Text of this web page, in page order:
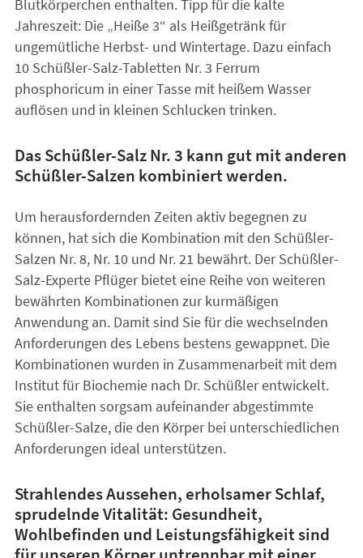
Blutkörperchen enthalten. Tipp für die kalte
Jahreszeit: Die „Heiße 3“ als Heißgetränk für
ungemütliche Herbst- und Wintertage. Dazu einfach
10 Schüßler-Salz-Tabletten Nr. 3 Ferrum
phosphoricum in einer Tasse mit heißem Wasser
auflösen und in kleinen Schlucken trinken.
Das Schüßler-Salz Nr. 3 kann gut mit anderen
Schüßler-Salzen kombiniert werden.
Um herausfordernden Zeiten aktiv begegnen zu
können, hat sich die Kombination mit den Schüßler-
Salzen Nr. 8, Nr. 10 und Nr. 21 bewährt. Der Schüßler-
Salz-Experte Pflüger bietet eine Reihe von weiteren
bewährten Kombinationen zur kurmäßigen
Anwendung an. Damit sind Sie für die wechselnden
Anforderungen des Lebens bestens gewappnet. Die
Kombinationen wurden in Zusammenarbeit mit dem
Institut für Biochemie nach Dr. Schüßler entwickelt.
Sie enthalten sorgsam aufeinander abgestimmte
Schüßler-Salze, die den Körper bei unterschiedlichen
Anforderungen ideal unterstützen.
Strahlendes Aussehen, erholsamer Schlaf,
sprudelnde Vitalität: Gesundheit,
Wohlbefinden und Leistungsfähigkeit sind